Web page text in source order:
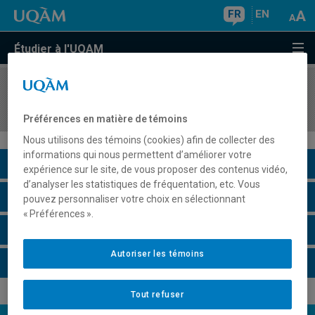
FR EN
Étudier à l'UQAM
COURS//
Description du cours
Horaire - Été 2026
Préférences en matière de témoins
Nous utilisons des témoins (cookies) afin de collecter des
informations qui nous permettent d’améliorer votre
expérience sur le site, de vous proposer des contenus vidéo,
d’analyser les statistiques de fréquentation, etc. Vous
pouvez personnaliser votre choix en sélectionnant
« Préférences ».
Tout refuser
Autoriser les témoins